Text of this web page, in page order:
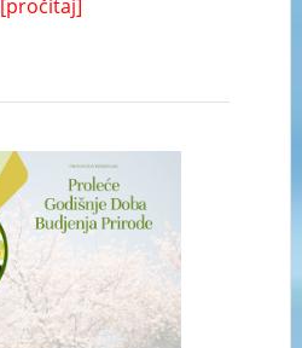
[pročitaj]